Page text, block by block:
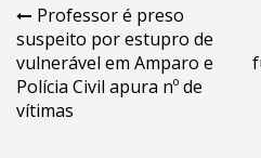
Navegação
de
Post
Professor é preso
suspeito por estupro de
vulnerável em Amparo e
Polícia Civil apura nº de
vítimas